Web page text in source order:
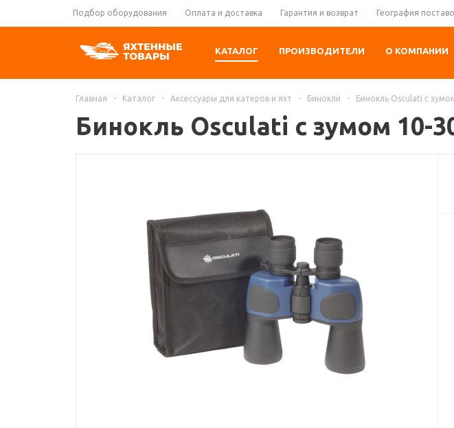
Подбор оборудования Оплата и доставка Гарантия и возврат География
КАТАЛОГ ПРОИЗВОДИТЕЛИ О КОМПАНИИ
Главная - Каталог - Аксессуары для катеров и яхт - Бинокли - Бинокль Osculati с
Бинокль Osculati с зумом 10-